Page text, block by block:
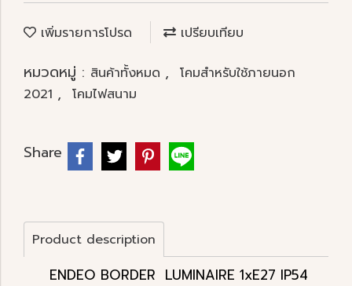
เพิ่มรายการโปรด เปรียบเทียบ
หมวดหมู่ : สินค้าทั้งหมด ,
โคมสำหรับใช้ภายนอก
2021 , โคมไฟสนาม
Share
Product description
ENDEO BORDER LUMINAIRE 1xE27 IP54